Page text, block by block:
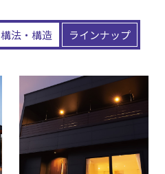
構法・構造 ラインナップ